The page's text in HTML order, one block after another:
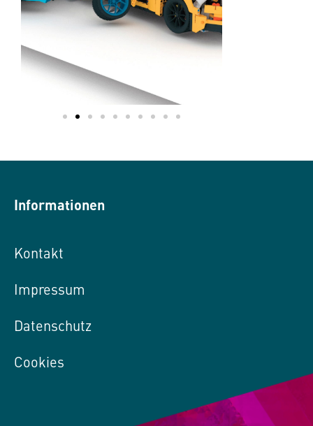
Informationen
Kontakt
Impressum
Datenschutz
Cookies